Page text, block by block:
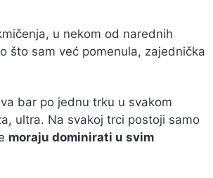
u nekom od narednih
što sam već pomenula, zajednička
bar po jednu trku u svakom
ultra. Na svakoj trci postoji samo
moraju dominirati u svim